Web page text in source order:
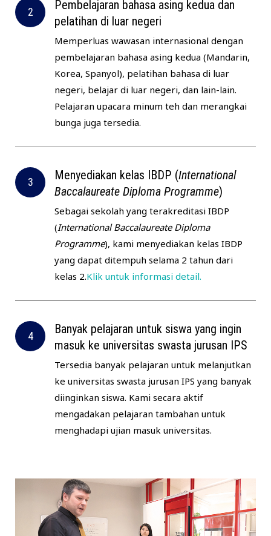
Pembelajaran bahasa asing kedua dan
pelatihan di luar negeri
Memperluas wawasan internasional dengan
pembelajaran bahasa asing kedua (Mandarin,
Korea, Spanyol), pelatihan bahasa di luar
negeri, belajar di luar negeri, dan lain-lain.
Pelajaran upacara minum teh dan merangkai
bunga juga tersedia.
Menyediakan kelas IBDP (International
Baccalaureate Diploma Programme)
Sebagai sekolah yang terakreditasi IBDP
(International Baccalaureate Diploma
Programme), kami menyediakan kelas IBDP
yang dapat ditempuh selama 2 tahun dari
kelas 2.Klik untuk informasi detail.
Banyak pelajaran untuk siswa yang ingin
masuk ke universitas swasta jurusan IPS
Tersedia banyak pelajaran untuk melanjutkan
ke universitas swasta jurusan IPS yang banyak
diinginkan siswa. Kami secara aktif
mengadakan pelajaran tambahan untuk
menghadapi ujian masuk universitas.